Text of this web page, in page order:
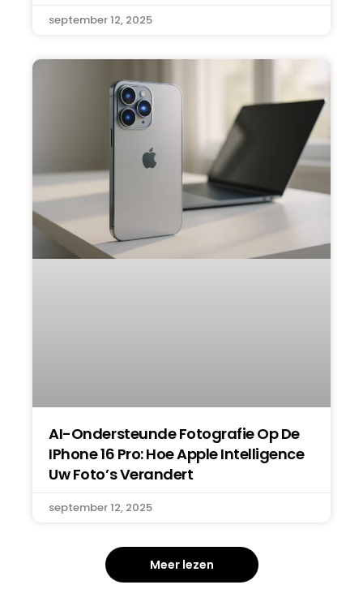
september 12, 2025
AI-Ondersteunde Fotografie Op De
IPhone 16 Pro: Hoe Apple Intelligence
Uw Foto’s Verandert
september 12, 2025
Meer lezen